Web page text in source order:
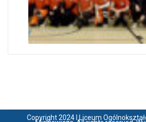
Copyright 2024 I Liceum